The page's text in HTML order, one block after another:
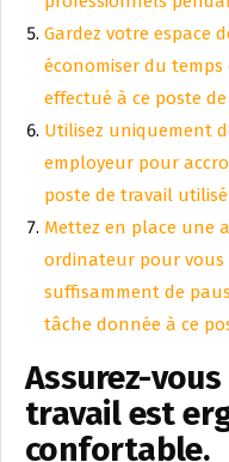
Gardez votre espace
économiser du
effectué à ce poste
Utilisez uniquement
employeur pour
poste de travail
Mettez en place une
ordinateur pour vous
suffisamment de
tâche donnée à ce
Assurez-
travail est
confortable.